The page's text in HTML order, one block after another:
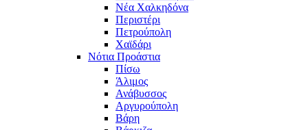
Νέα Χαλκηδόνα
Περιστέρι
Πετρούπολη
Χαϊδάρι
Νότια Προάστια
Πίσω
Άλιμος
Ανάβυσσος
Αργυρούπολη
Βάρη